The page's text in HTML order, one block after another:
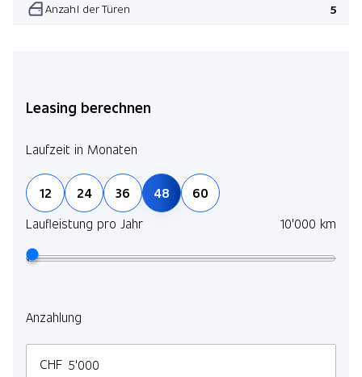
Anzahl der Türen 5
Leasing berechnen
Laufzeit in Monaten
12 24 36 48
60
Laufleistung pro Jahr
10'000 km
Anzahlung
CHF